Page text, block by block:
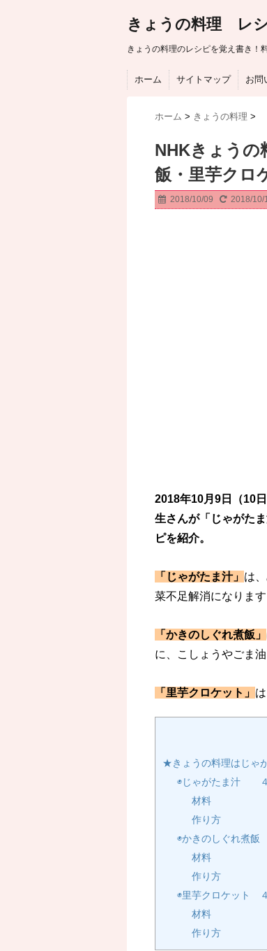
きょうの料理 レ
きょうの料理のレシピを覚え書き！
ホーム サイトマップ お問
ホーム > きょうの料理 >
NHKきょうの
飯・里芋クロ
2018/10/09 2018/10/
2018年10月9日（10
生さんが「じゃがた
ピを紹介。
「じゃがたま汁」 は
菜不足解消になります
「かきのしぐれ煮飯」
に、こしょうやごま
「里芋クロケット」
★きょうの料理はじゃ
◉じゃがたま汁
材料
作り方
◉かきのしぐれ煮
材料
作り方
◉里芋クロケット
材料
作り方